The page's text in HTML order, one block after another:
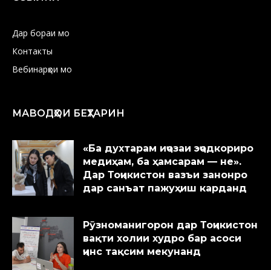
Дар бораи мо
Контакты
Вебинарҳои мо
МАВОДҲОИ БЕҲТАРИН
«Ба духтарам иҷозаи эҷодкориро
медиҳам, ба ҳамсарам — не».
Дар Тоҷикистон вазъи занонро
дар санъат пажуҳиш карданд
Рӯзноманигорон дар Тоҷикистон
вақти холии худро бар асоси
ҷинс тақсим мекунанд